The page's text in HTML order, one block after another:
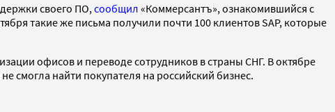
своего ПО, сообщил «Коммерсантъ», ознакомившийся с
такие же письма получили почти 100 клиентов SAP, которые
офисов и переводе сотрудников в страны СНГ. В октябре
смогла найти покупателя на российский бизнес.